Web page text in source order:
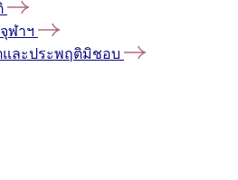
ฬาฯ
และประพฤติมิชอบ